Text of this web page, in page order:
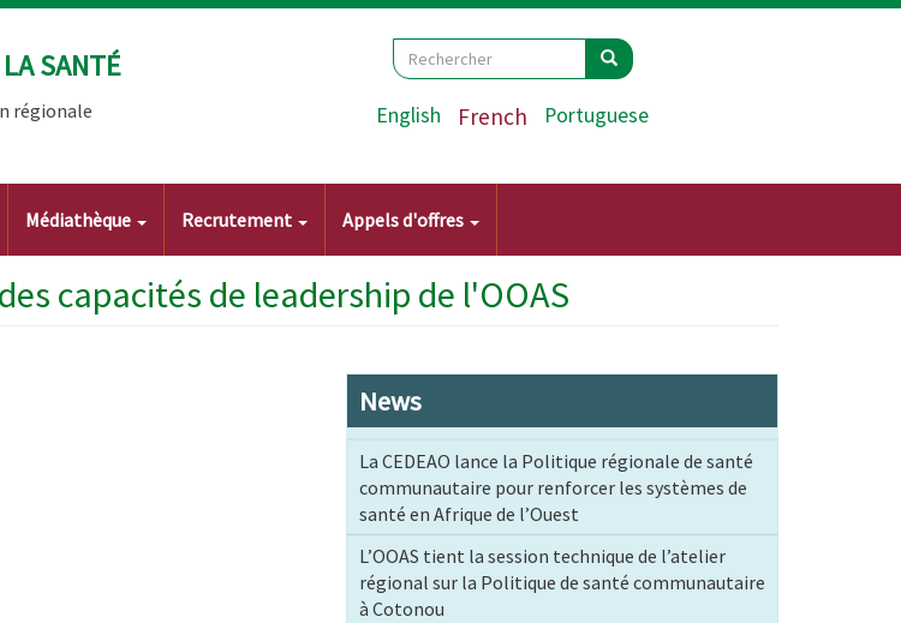
SANTÉ
régionale
Search
Rechercher Rechercher
English French Portuguese
Médiathèque Recrutement Appels d'offres
capacités de leadership de l'OOAS
News
La CEDEAO lance la Politique régionale de santé
communautaire pour renforcer les systèmes de
santé en Afrique de l’Ouest
L’OOAS tient la session technique de l’atelier
régional sur la Politique de santé communautaire
à Cotonou